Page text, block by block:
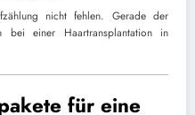
nicht fehlen. Gerade der
einer Haartransplantation in
für eine